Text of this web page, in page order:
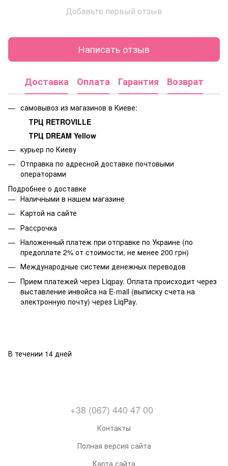
Добавьте первый отзыв
Написать отзыв
Доставка Оплата Гарантия Возврат
самовывоз из магазинов в Киеве:
ТРЦ RETROVILLE
ТРЦ DREAM Yellow
курьер по Киеву
Отправка по адресной доставке почтовыми
операторами
Подробнее о доставке
Наличными в нашем магазине
Картой на сайте
Рассрочка
Наложенный платеж при отправке по Украине (по
предоплате 2% от стоимости, не менее 200 грн)
Международные системи денежных переводов
Прием платежей через Liqpay. Оплата происходит через
выставление инвойса на E-mail (выписку счета на
электронную почту) через LiqPay.
В течении 14 дней
+38 (067) 440 47 00
Контакты
Полная версия сайта
Карта сайта